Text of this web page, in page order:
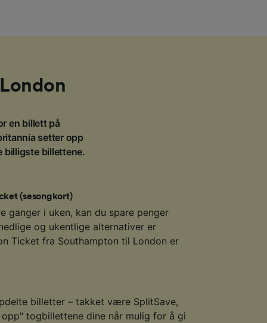
en billett på
setter opp
billigste billettene.
(sesongkort)
ganger i uken, kan du spare penger
og ukentlige alternativer er
Ticket fra Southampton til London er
billetter – takket være SplitSave,
togbillettene dine når mulig for å gi